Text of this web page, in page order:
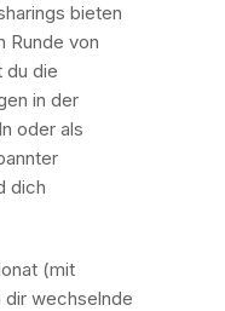
bieten
Runde von
du die
in der
oder als
dich
(mit
dir wechselnde